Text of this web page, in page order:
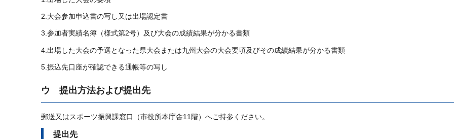
2.大会参加申込書の写し又は出場認定書
3.参加者実績名簿（様式第2号）及び大会の成績結果が分かる書類
4.出場した大会の予選となった県大会または九州大会の大会要項及びその成績結果が分かる書類
5.振込先口座が確認できる通帳等の写し
ウ 提出方法および提出先
郵送又はスポーツ振興課窓口（市役所本庁舎11階）へご持参ください。
提出先